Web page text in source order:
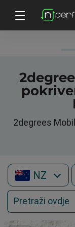
2degrees
NZ